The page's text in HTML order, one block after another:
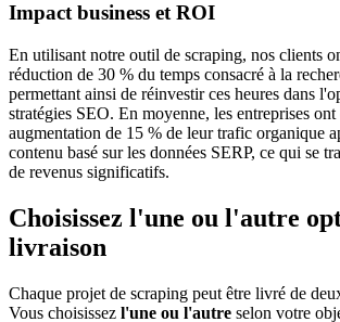
Impact business et ROI
En utilisant notre outil de scraping, nos clients
réduction de 30 % du temps consacré à la
permettant ainsi de réinvestir ces heures dans
stratégies SEO. En moyenne, les entreprises ont
augmentation de 15 % de leur trafic organique
contenu basé sur les données SERP, ce qui se
de revenus significatifs.
Choisissez l'une ou l'autre
livraison
Chaque projet de scraping peut être livré de
Vous choisissez l'une ou l'autre selon votre